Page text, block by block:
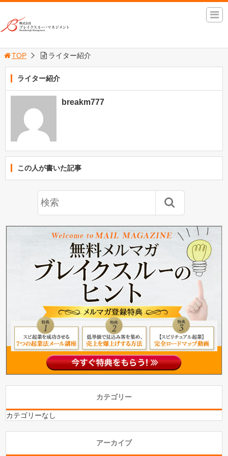
TOP ライター紹介
ライター紹介
breakm777
この人が書いた記事
カテゴリー
カテゴリーなし
アーカイブ